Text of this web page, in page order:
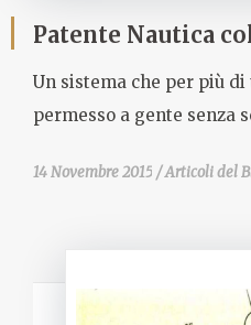
Patente Nautica
Un sistema che per più di
permesso a gente senza
14 Novembre 2015 Articoli del